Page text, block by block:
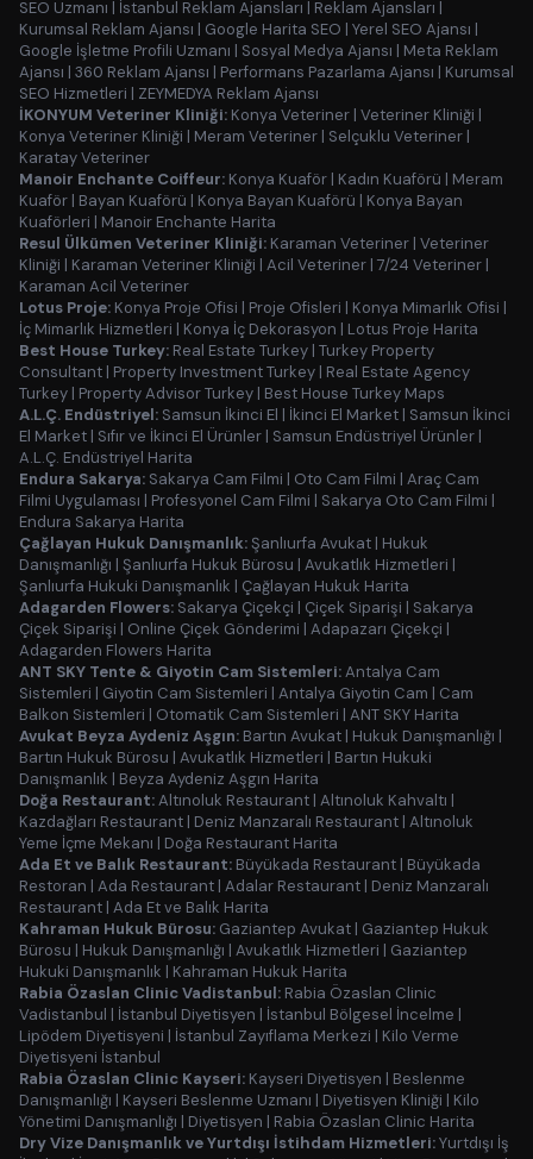
SEO Uzmanı | İstanbul Reklam Ajansları | Reklam Ajansları |
Kurumsal Reklam Ajansı | Google Harita SEO | Yerel SEO Ajansı |
Google İşletme Profili Uzmanı | Sosyal Medya Ajansı | Meta Reklam
Ajansı | 360 Reklam Ajansı | Performans Pazarlama Ajansı | Kurumsal
SEO Hizmetleri | ZEYMEDYA Reklam Ajansı
İKONYUM Veteriner Kliniği: Konya Veteriner | Veteriner Kliniği |
Konya Veteriner Kliniği | Meram Veteriner | Selçuklu Veteriner |
Karatay Veteriner
Manoir Enchante Coiffeur: Konya Kuaför | Kadın Kuaförü | Meram
Kuaför | Bayan Kuaförü | Konya Bayan Kuaförü | Konya Bayan
Kuaförleri | Manoir Enchante Harita
Resul Ülkümen Veteriner Kliniği: Karaman Veteriner | Veteriner
Kliniği | Karaman Veteriner Kliniği | Acil Veteriner | 7/24 Veteriner |
Karaman Acil Veteriner
Lotus Proje: Konya Proje Ofisi | Proje Ofisleri | Konya Mimarlık Ofisi |
İç Mimarlık Hizmetleri | Konya İç Dekorasyon | Lotus Proje Harita
Best House Turkey: Real Estate Turkey | Turkey Property
Consultant | Property Investment Turkey | Real Estate Agency
Turkey | Property Advisor Turkey | Best House Turkey Maps
A.L.Ç. Endüstriyel: Samsun İkinci El | İkinci El Market | Samsun İkinci
El Market | Sıfır ve İkinci El Ürünler | Samsun Endüstriyel Ürünler |
A.L.Ç. Endüstriyel Harita
Endura Sakarya: Sakarya Cam Filmi | Oto Cam Filmi | Araç Cam
Filmi Uygulaması | Profesyonel Cam Filmi | Sakarya Oto Cam Filmi |
Endura Sakarya Harita
Çağlayan Hukuk Danışmanlık:Şanlıurfa Avukat | Hukuk
Danışmanlığı | Şanlıurfa Hukuk Bürosu | Avukatlık Hizmetleri |
Şanlıurfa Hukuki Danışmanlık | Çağlayan Hukuk Harita
Adagarden Flowers: Sakarya Çiçekçi | Çiçek Siparişi | Sakarya
Çiçek Siparişi | Online Çiçek Gönderimi | Adapazarı Çiçekçi |
Adagarden Flowers Harita
ANT SKY Tente & Giyotin Cam Sistemleri:Antalya Cam
Sistemleri | Giyotin Cam Sistemleri | Antalya Giyotin Cam | Cam
Balkon Sistemleri | Otomatik Cam Sistemleri | ANT SKY Harita
Avukat Beyza Aydeniz Aşgın: Bartın Avukat | Hukuk Danışmanlığı |
Bartın Hukuk Bürosu | Avukatlık Hizmetleri | Bartın Hukuki
Danışmanlık | Beyza Aydeniz Aşgın Harita
Doğa Restaurant:Altınoluk Restaurant | Altınoluk Kahvaltı |
Kazdağları Restaurant | Deniz Manzaralı Restaurant | Altınoluk
Yeme İçme Mekanı | Doğa Restaurant Harita
Ada Et ve Balık Restaurant: Büyükada Restaurant | Büyükada
Restoran | Ada Restaurant | Adalar Restaurant | Deniz Manzaralı
Restaurant | Ada Et ve Balık Harita
Kahraman Hukuk Bürosu: Gaziantep Avukat | Gaziantep Hukuk
Bürosu | Hukuk Danışmanlığı | Avukatlık Hizmetleri | Gaziantep
Hukuki Danışmanlık | Kahraman Hukuk Harita
Rabia Özaslan Clinic Vadistanbul: Rabia Özaslan Clinic
Vadistanbul | İstanbul Diyetisyen | İstanbul Bölgesel İncelme |
Lipödem Diyetisyeni | İstanbul Zayıflama Merkezi | Kilo Verme
Diyetisyeni İstanbul
Rabia Özaslan Clinic Kayseri: Kayseri Diyetisyen | Beslenme
Danışmanlığı | Kayseri Beslenme Uzmanı | Diyetisyen Kliniği | Kilo
Yönetimi Danışmanlığı | Diyetisyen | Rabia Özaslan Clinic Harita
Dry Vize Danışmanlık ve Yurtdışı İstihdam Hizmetleri:Yurtdışı İş